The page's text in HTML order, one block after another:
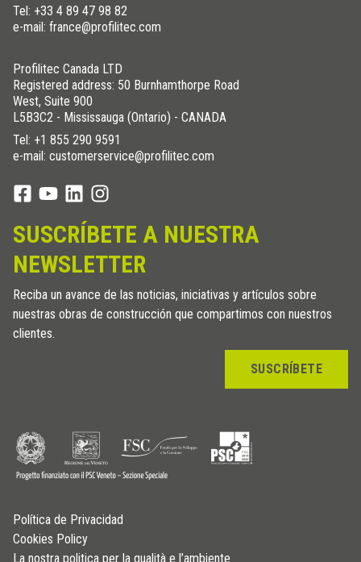
Tel: +33 4 89 47 98 82
e-mail: france@profilitec.com
Profilitec Canada LTD
Registered address: 50 Burnhamthorpe Road
West, Suite 900
L5B3C2 - Mississauga (Ontario) - CANADA
Tel: +1 855 290 9591
e-mail: customerservice@profilitec.com
SUSCRÍBETE A NUESTRA
NEWSLETTER
Reciba un avance de las noticias, iniciativas y artículos sobre
nuestras obras de construcción que compartimos con nuestros
clientes.
SUSCRÍBETE
Política de Privacidad
Cookies Policy
La nostra politica per la qualità e l’ambiente